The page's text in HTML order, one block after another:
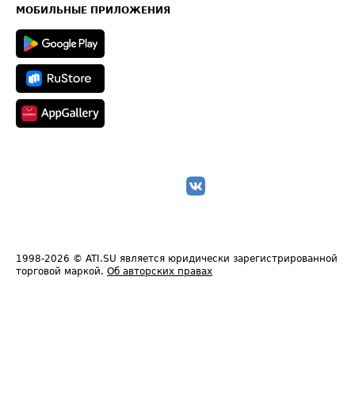
Техническая информация
МОБИЛЬНЫЕ ПРИЛОЖЕНИЯ
1998-2026 © ATI.SU является юридически зарегистрированной
торговой маркой. Об авторских правах